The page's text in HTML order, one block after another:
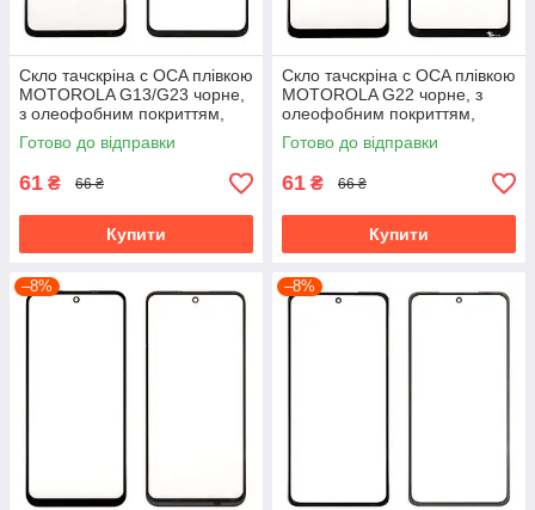
Скло тачскріна c OCA плівкою
MOTOROLA G13/G23 чорне,
з олеофобним покриттям,
загартоване
Готово до відправки
61 ₴ 66 ₴
Купити
Скло тачскріна c OCA плівкою
MOTOROLA G22 чорне, з
олеофобним покриттям,
загартоване
Готово до відправки
61 ₴ 66 ₴
Купити
–8% –8%